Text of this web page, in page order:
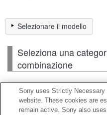
Selezionare il modello
Seleziona una
combinazione
Flash / Lampada
Sony uses Strictly Necessary
website. These cookies are
remain active. Sony also